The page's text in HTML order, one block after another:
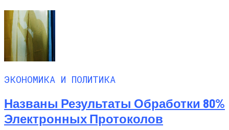
ЭКОНОМИКА И ПОЛИТИКА
Названы Результаты Обработки 80%
Электронных Протоколов